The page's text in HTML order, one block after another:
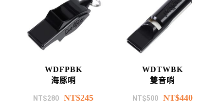
WDFPBK
海豚哨
NT$280 NT$245
WDTWBK
雙音哨
NT$500 NT$440